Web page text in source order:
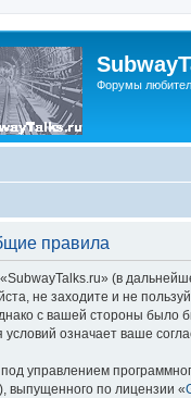
Форумы
правила
(в
не заходите и не
с вашей стороны было
означает ваше
управлением
выпущенного по лицензии «